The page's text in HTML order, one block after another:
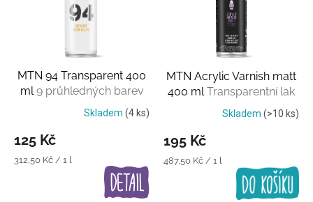
ů
MTN 94 Transparent 400
ml9 průhledných barev
Skladem (4 ks)
125 Kč
Měrná
312,50 Kč / 1 l
MTN Acrylic Varnish matt
400 mlTransparentní lak
Skladem (>10 ks)
195 Kč
Měrná
487,50 Kč / 1 l